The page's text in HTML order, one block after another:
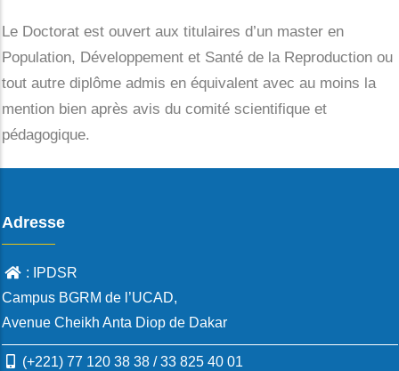
Contact
Le Doctorat est ouvert aux titulaires d’un master en
Population, Développement et Santé de la Reproduction ou
tout autre diplôme admis en équivalent avec au moins la
mention bien après avis du comité scientifique et
pédagogique.
Adresse
: IPDSR
Campus BGRM de l’UCAD,
Avenue Cheikh Anta Diop de Dakar
(+221) 77 120 38 38 / 33 825 40 01